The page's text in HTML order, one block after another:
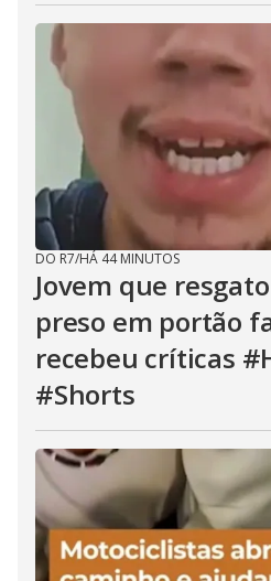
DO R7/HÁ 44 MINUTOS
Jovem que
preso em portão
recebeu críticas
#Shorts